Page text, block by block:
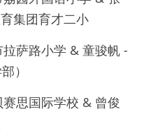
集团育才二小
萨路小学 & 童骏帆 -
）
思国际学校 & 曾俊